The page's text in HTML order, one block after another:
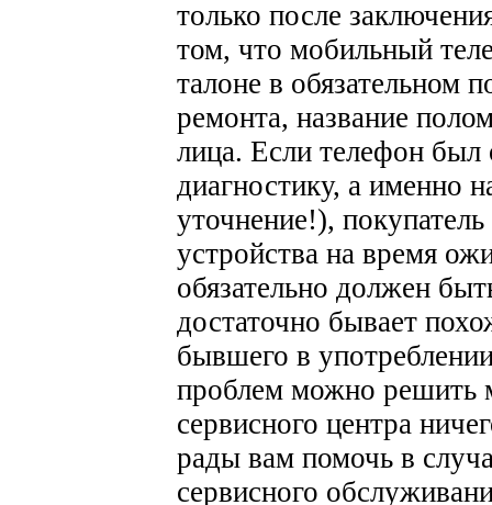
только после
том, что мобильный
талоне в обязательном
ремонта, название
лица. Если телефон был
диагностику, а именно
уточнение!),
устройства на время
обязательно должен
достаточно бывает
бывшего в
проблем можно решить
сервисного центра
рады вам помочь в
сервисного